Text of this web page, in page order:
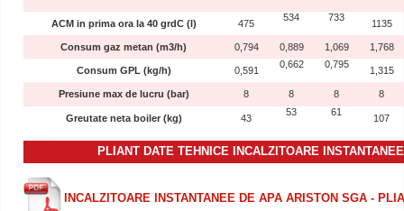
ACM in prima ora la 40 grdC (l) 475
534 733
1135
Consum gaz metan (m3/h) 0,794 0,889 1,069 1,768
Consum GPL (kg/h) 0,591
0,662 0,795
1,315
Presiune max de lucru (bar) 8 8 8 8
Greutate neta boiler (kg) 43
53 61
107
PLIANT DATE TEHNICE INCALZITOARE
INCALZITOARE INSTANTANEE DE APA ARISTON SGA -